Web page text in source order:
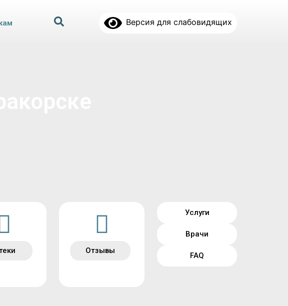
Версия для слабовидящих
Отзывы
Услуги
Врачи
FAQ